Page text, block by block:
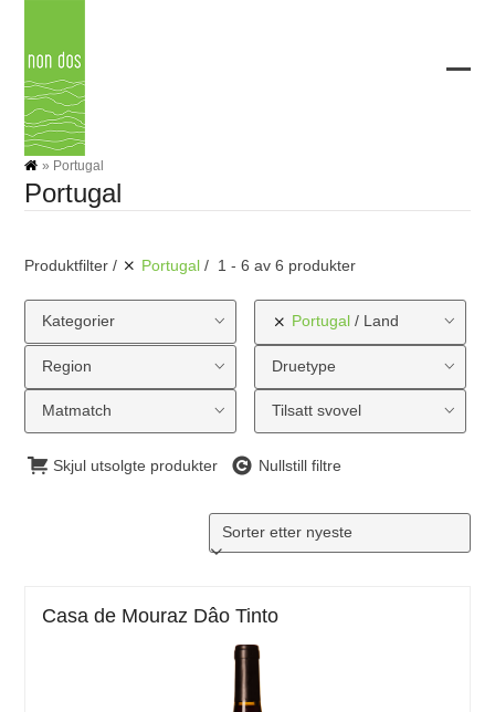
content
» Portugal
Portugal
Produktfilter Portugal 1 - 6 av 6 produkter
Kategorier Portugal Land
Region Druetype
Matmatch Tilsatt svovel
Skjul utsolgte produkter Nullstill filtre
Casa de Mouraz Dâo Tinto